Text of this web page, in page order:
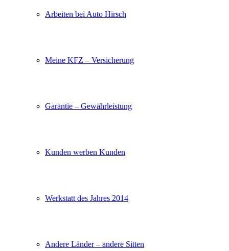
Arbeiten bei Auto Hirsch
Meine KFZ – Versicherung
Garantie – Gewährleistung
Kunden werben Kunden
Werkstatt des Jahres 2014
Andere Länder – andere Sitten